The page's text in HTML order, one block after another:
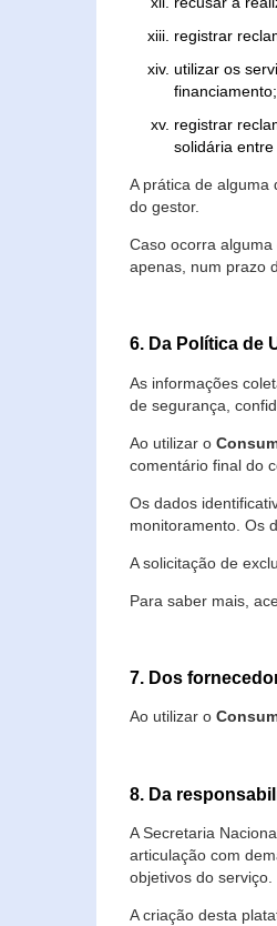
registrar
utilizar os
registrar
solidária entre
A prática de alguma
do gestor.
Caso ocorra
apenas, num prazo
6. Da Política de
As informações
de segurança,
Ao utilizar o
comentário final do
Os dados
monitoramento. Os
A solicitação de
Para saber mais,
7. Dos
Ao utilizar o
8. Da
A Secretaria
articulação com
objetivos do serviço.
A criação desta